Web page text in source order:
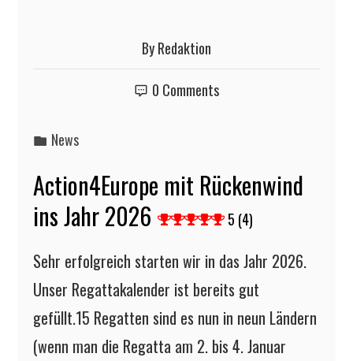
ByRedaktion
0 Comments
News
Action4Europe mit Rückenwind
ins Jahr 2026
5 (4)
Sehr erfolgreich starten wir in das Jahr 2026.
Unser Regattakalender ist bereits gut
gefüllt.15 Regatten sind es nun in neun Ländern
(wenn man die Regatta am 2. bis 4. Januar